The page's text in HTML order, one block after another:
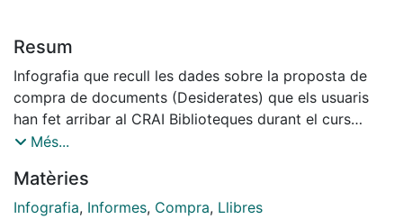
Resum
Infografia que recull les dades sobre la proposta de
compra de documents (Desiderates) que els usuaris
han fet arribar al CRAI Biblioteques durant el curs
2015-2016
Més...
Matèries
Infografia, Informes, Compra, Llibres